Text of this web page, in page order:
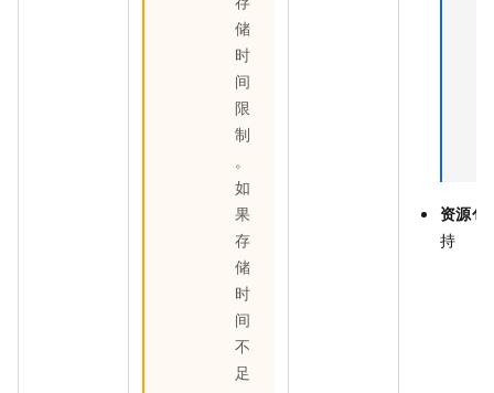
储
时
间
限
制
。
如
果
存
储
时
间
不
足
资源包
持